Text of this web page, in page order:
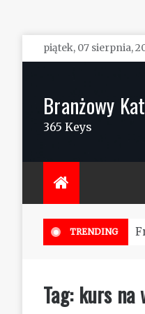
Skip
to
piątek, 07 sierpnia,
Branżowy
365 Keys
TRENDING
Tag: kurs na